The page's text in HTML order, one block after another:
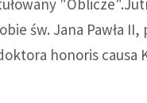
św. Jana Pawła
honoris causa